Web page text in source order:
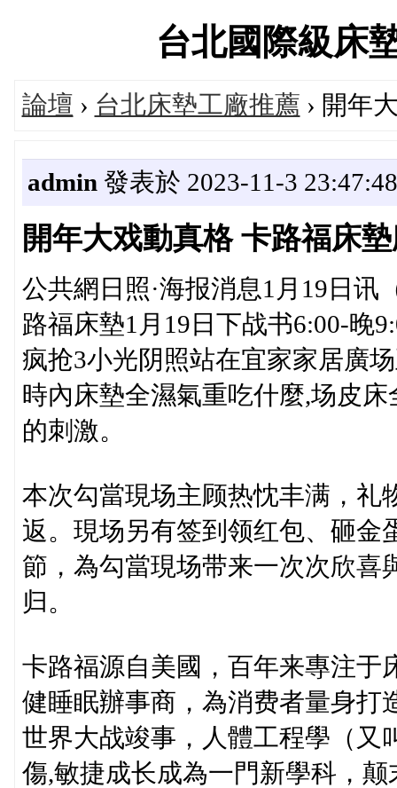
台北國際級床
論壇 › 台北床墊工廠推薦 › 開年
admin 發表於 2023-11-3 23:47:48
開年大戏動真格 卡路福床
公共網日照·海报消息1月19日
路福床墊1月19日下战书6:00-晚
疯抢3小光阴照站在宜家家居廣
時內床墊全濕氣重吃什麼,场皮
的刺激。
本次勾當現场主顾热忱丰满，礼
返。現场另有签到领红包、砸金
節，為勾當現场带来一次次欣喜
归。
卡路福源自美國，百年来專注于
健睡眠辦事商，為消费者量身打
世界大战竣事，人體工程學（又
傷,敏捷成长成為一門新學科，